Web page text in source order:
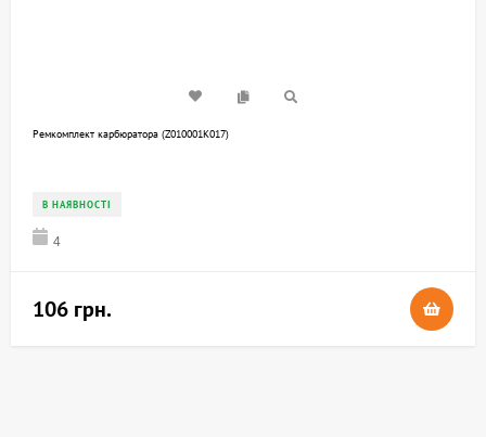
Ремкомплект карбюратора (Z010001K017)
В НАЯВНОСТІ
4
106 грн.